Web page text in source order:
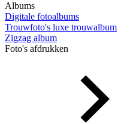
Albums
Digitale fotoalbums
Trouwfoto's luxe trouwalbum
Zigzag album
Foto's afdrukken